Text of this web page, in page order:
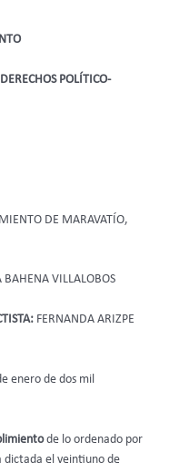
POLÍTICO-
DE MARAVATÍO,
BAHENA VILLALOBOS
FERNANDA ARIZPE
enero de dos mil
de lo ordenado por
dictada el veintiuno de